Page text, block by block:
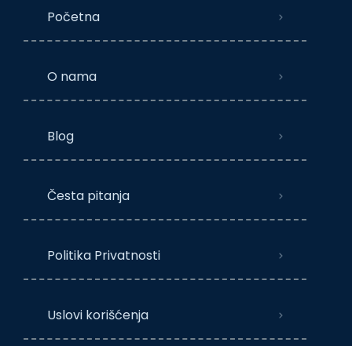
Početna
O nama
Blog
Česta pitanja
Politika Privatnosti
Uslovi korišćenja